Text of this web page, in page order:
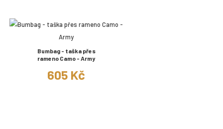
Bumbag - taška přes
rameno Camo - Army
605 Kč